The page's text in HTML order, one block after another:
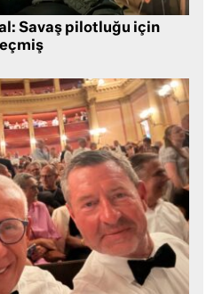
Savaş pilotluğu için